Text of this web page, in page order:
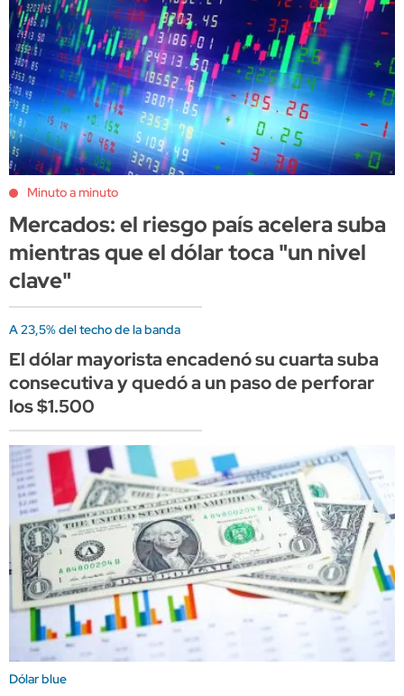
Minuto a minuto
Mercados: el riesgo país acelera suba
mientras que el dólar toca "un nivel
clave"
A 23,5% del techo de la banda
El dólar mayorista encadenó su cuarta suba
consecutiva y quedó a un paso de perforar
los $1.500
Dólar blue